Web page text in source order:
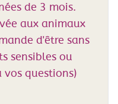
de 3 mois.
aux animaux
d'être sans
sensibles ou
vos questions)